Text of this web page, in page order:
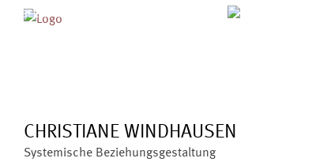
CHRISTIANE WINDHAUSEN
Systemische Beziehungsgestaltung
ÜBER MICH